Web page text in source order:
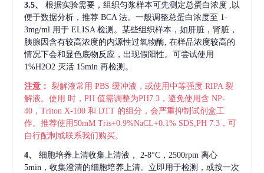
3.5、 根据实验需要，组织匀浆样本可先测定总蛋白浓度 ,以
便于数据分析，推荐 BCA 法。一般调整总蛋白浓度至 1-
3mg/ml 用于 ELISA 检测。某些组织样本，如肝脏，肾脏，
胰腺因含有较高浓度的内源性过氧物酶, 在样品浓度较高的
情况下会和显色底物反应，出现假阳性。可尝试使用
1%H2O2 灭活 15min 再检测。
注意： 裂解液常用 PBS 缓冲液，或使用中等强度 RIPA 裂
解液。使用 时，PH 值需调整为PH7.3，避免使用含 NP-
40，Triton X-100 和 DTT 的组分，会严重抑制试剂盒工
作。推荐使用50mM Tris+0.9%NaCL+0.1% SDS,PH 7.3，可
自行配制或联系我们购买。
4、 细胞培养上清收集上清液，
2-8°C，2500rpm 离心
5min，收集澄清的细胞培养上清。立即用于检测，或按一次